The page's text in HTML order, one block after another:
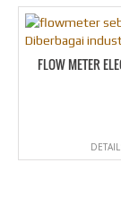
FLOW METER